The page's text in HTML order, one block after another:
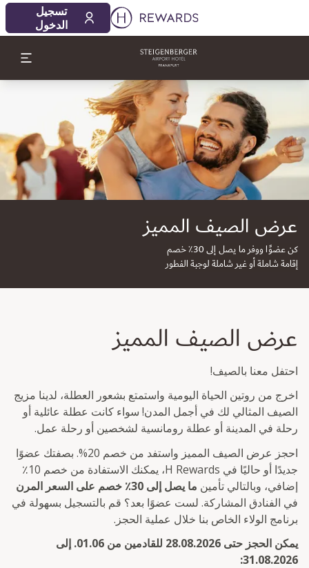
تسجيل
الدخول
عرض الصيف المميز
كن عضوًا ووفر ما يصل إلى 30٪ خصم
إقامة شاملة أو غير شاملة لوجبة الفطور
عرض الصيف المميز
احتفل معنا بالصيف!
اخرج من روتين الحياة اليومية واستمتع بشعور العطلة، لدينا مزيج
الصيف المثالي لك في أجمل المدن! سواء كانت عطلة عائلية أو
رحلة في المدينة أو عطلة رومانسية لشخصين أو رحلة عمل.
احجز عرض الصيف المميز واستفد من خصم 20%. بصفتك عضوًا
جديدًا أو حاليًا في H Rewards، يمكنك الاستفادة من خصم 10٪
إضافي، وبالتالي تأمين ما يصل إلى 30٪ خصم على السعر المرن
في الفنادق المشاركة. لست عضوًا بعد؟ قم بالتسجيل بسهولة في
برنامج الولاء الخاص بنا خلال عملية الحجز.
يمكن الحجز حتى 28.08.2026 للقادمين من 01.06. إلى
31.08.2026: